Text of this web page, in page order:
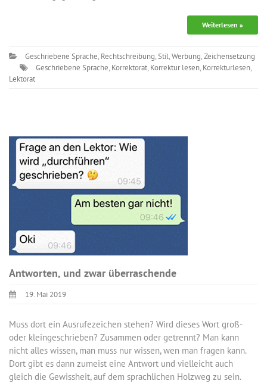
Weiterlesen »
Geschriebene Sprache, Rechtschreibung,Stil,Werbung,Zeichensetzung
Geschriebene Sprache, Korrektorat, Korrektur lesen, Korrekturlesen,
Lektorat
Antworten, und zwar überraschende
19. Mai 2019
Muss dort ein Ausrufezeichen stehen? Wird dieses Wort groß-
oder kleingeschrieben? Zusammen oder getrennt? Man kann
nicht alles wissen, man muss nur wissen, wen man fragen kann.
Dort gibt es dann zumeist eine Antwort und vielleicht auch
gleich die Gewissheit, auf dem sprachlichen Holzweg zu sein.